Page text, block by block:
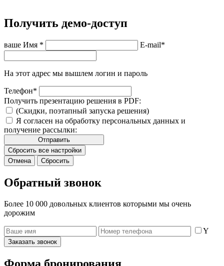
Получить демо-доступ
ваше Имя * E-mail*
На этот адрес мы вышлем логин и пароль
Телефон*
Получить презентацию решения в PDF:
(Скидки, поэтапный запуска решения)
Я согласен на обработку персональных данных и
получение рассылки:
Отправить
Сбросить все настройки
Отмена
Сбросить
Обратный звонок
Более 10 000 довольных клиентов которыми мы очень
дорожим
Y
Заказать звонок
Форма бронирования